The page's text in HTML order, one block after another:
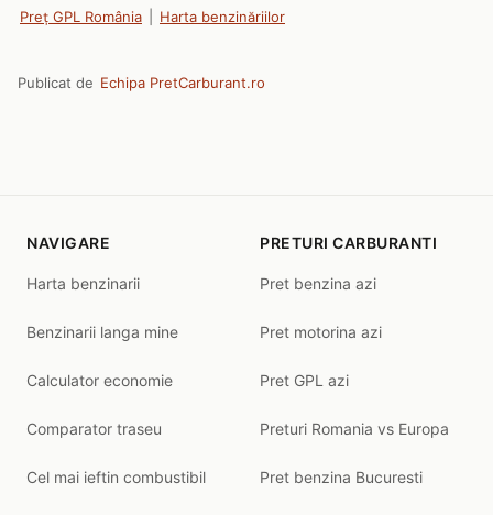
Preț GPL România Harta benzinăriilor
Publicat de Echipa PretCarburant.ro
NAVIGARE
Harta benzinarii
Benzinarii langa mine
Calculator economie
Comparator traseu
Cel mai ieftin combustibil
PRETURI CARBURANTI
Pret benzina azi
Pret motorina azi
Pret GPL azi
Preturi Romania vs Europa
Pret benzina Bucuresti